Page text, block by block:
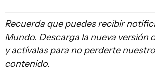
Recuerda quepuedes recibir
Mundo. Descarga la nueva versión
y actívalas para no perderte
contenido.